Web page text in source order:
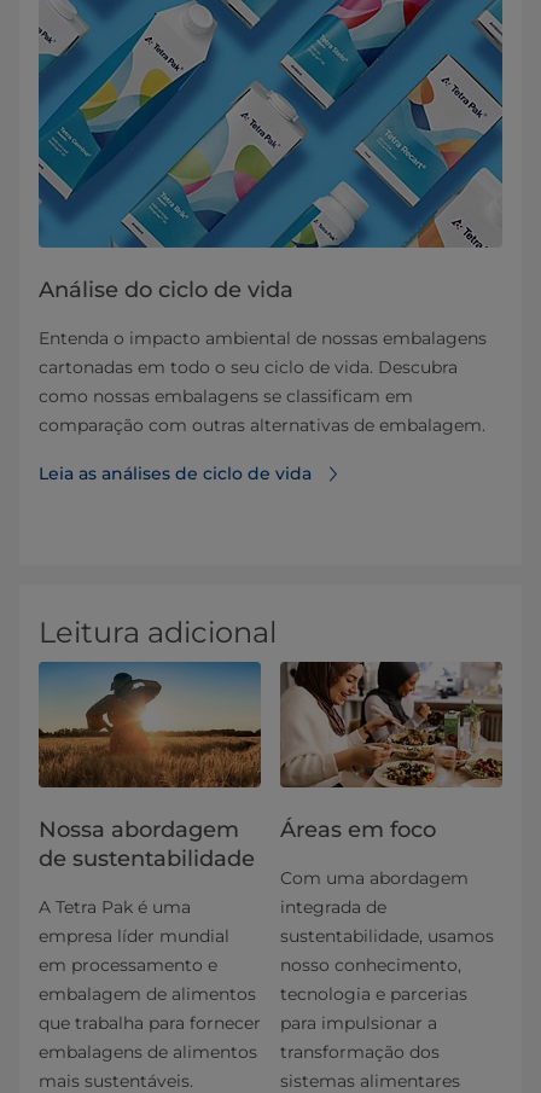
Análise do ciclo de vida
Entenda o impacto ambiental de nossas embalagens
cartonadas em todo o seu ciclo de vida. Descubra
como nossas embalagens se classificam em
comparação com outras alternativas de embalagem.
Leia as análises de ciclo de vida
Leitura adicional
Nossa abordagem
de sustentabilidade
A Tetra Pak é uma
empresa líder mundial
em processamento e
embalagem de alimentos
que trabalha para fornecer
embalagens de alimentos
mais sustentáveis.
Áreas em foco
Com uma abordagem
integrada de
sustentabilidade, usamos
nosso conhecimento,
tecnologia e parcerias
para impulsionar a
transformação dos
sistemas alimentares